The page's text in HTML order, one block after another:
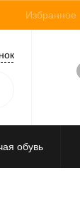
Избранное
обувь